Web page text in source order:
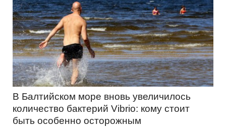
В Балтийском море вновь увеличилось
количество бактерий Vibrio: кому стоит
быть особенно осторожным